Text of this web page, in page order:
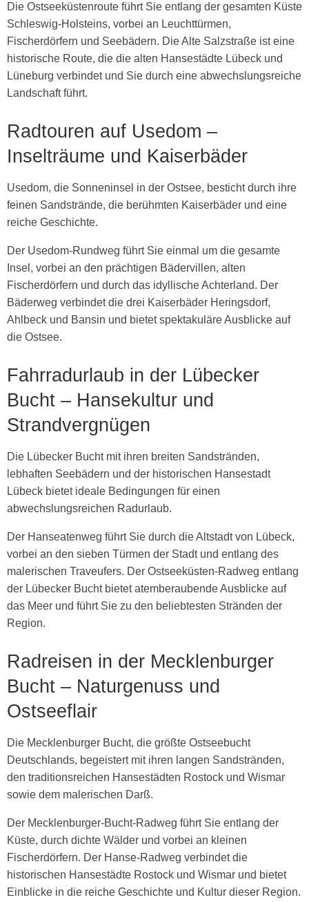
Die Ostseeküstenroute führt Sie entlang der gesamten Küste
Schleswig-Holsteins, vorbei an Leuchttürmen,
Fischerdörfern und Seebädern. Die Alte Salzstraße ist eine
historische Route, die die alten Hansestädte Lübeck und
Lüneburg verbindet und Sie durch eine abwechslungsreiche
Landschaft führt.
Radtouren auf Usedom –
Inselträume und Kaiserbäder
Usedom, die Sonneninsel in der Ostsee, besticht durch ihre
feinen Sandstrände, die berühmten Kaiserbäder und eine
reiche Geschichte.
Der Usedom-Rundweg führt Sie einmal um die gesamte
Insel, vorbei an den prächtigen Bädervillen, alten
Fischerdörfern und durch das idyllische Achterland. Der
Bäderweg verbindet die drei Kaiserbäder Heringsdorf,
Ahlbeck und Bansin und bietet spektakuläre Ausblicke auf
die Ostsee.
Fahrradurlaub in der Lübecker
Bucht – Hansekultur und
Strandvergnügen
Die Lübecker Bucht mit ihren breiten Sandstränden,
lebhaften Seebädern und der historischen Hansestadt
Lübeck bietet ideale Bedingungen für einen
abwechslungsreichen Radurlaub.
Der Hanseatenweg führt Sie durch die Altstadt von Lübeck,
vorbei an den sieben Türmen der Stadt und entlang des
malerischen Traveufers. Der Ostseeküsten-Radweg entlang
der Lübecker Bucht bietet atemberaubende Ausblicke auf
das Meer und führt Sie zu den beliebtesten Stränden der
Region.
Radreisen in der Mecklenburger
Bucht – Naturgenuss und
Ostseeflair
Die Mecklenburger Bucht, die größte Ostseebucht
Deutschlands, begeistert mit ihren langen Sandstränden,
den traditionsreichen Hansestädten Rostock und Wismar
sowie dem malerischen Darß.
Der Mecklenburger-Bucht-Radweg führt Sie entlang der
Küste, durch dichte Wälder und vorbei an kleinen
Fischerdörfern. Der Hanse-Radweg verbindet die
historischen Hansestädte Rostock und Wismar und bietet
Einblicke in die reiche Geschichte und Kultur dieser Region.